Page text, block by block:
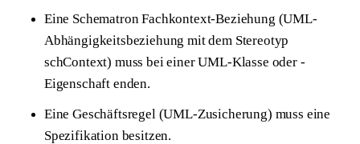
Eine Schematron Fachkontext-Beziehung (UML-
Abhängigkeitsbeziehung mit dem Stereotyp
schContext) muss bei einer UML-Klasse oder -
Eigenschaft enden.
Eine Geschäftsregel (UML-Zusicherung) muss eine
Spezifikation besitzen.